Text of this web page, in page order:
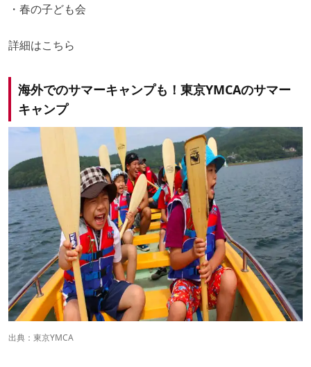
・春の子ども会
詳細はこちら
海外でのサマーキャンプも！東京YMCAのサマー
キャンプ
出典： 東京YMCA